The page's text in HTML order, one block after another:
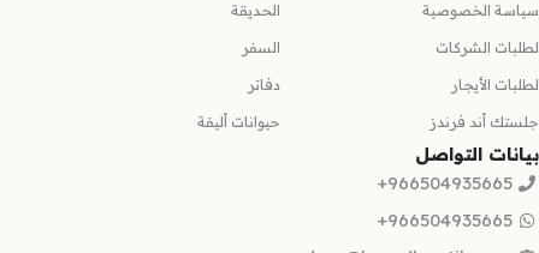
سياسة الخصوصية
لطلبات الشركات
لطلبات الأيجار
جلستك أند فرندز
الحديقة
السفر
دفاتر
حيوانات أليفة
بيانات التواصل
966504935665+
966504935665+